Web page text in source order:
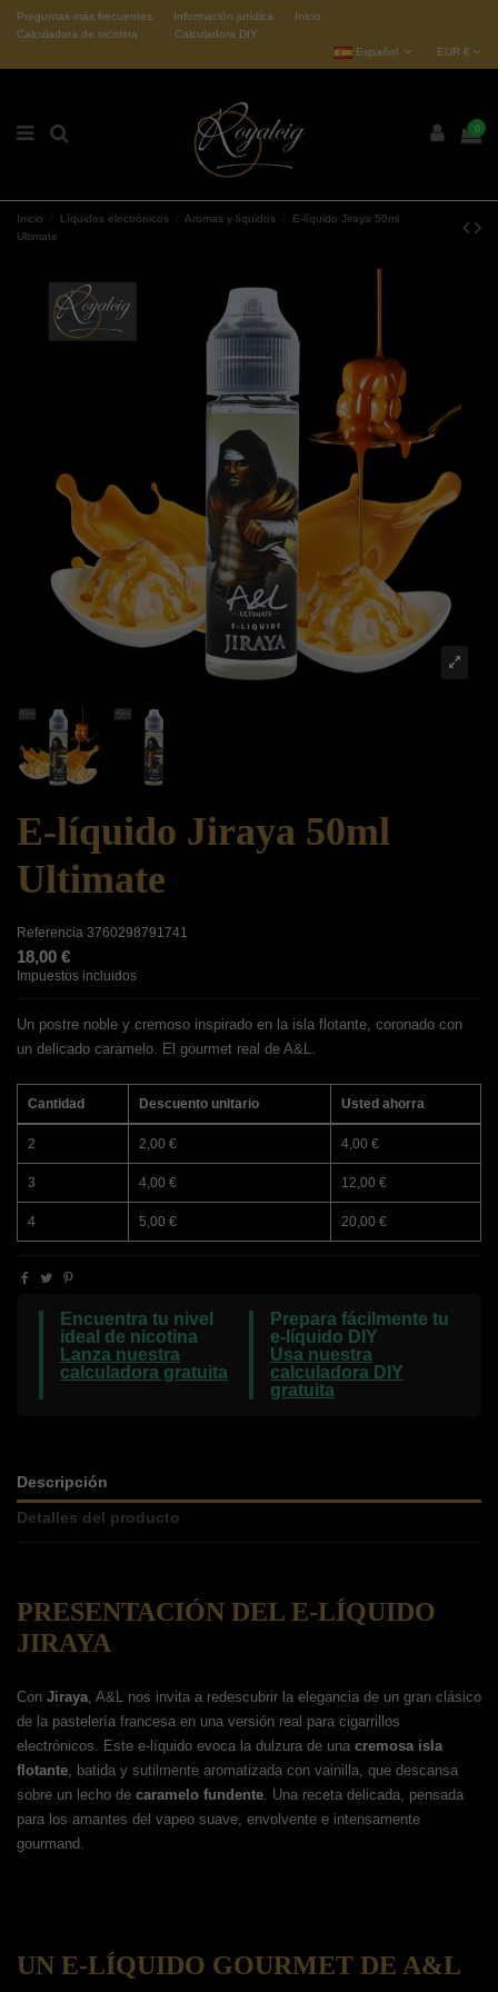
Preguntas más frecuentes Información jurídica
Inicio
Calculadora de nicotina
Calculadora DIY
Español
EUR €
0
Inicio Líquidos electrónicos Aromas y líquidos
E-líquido Jiraya 50ml
Ultimate
E-líquido Jiraya 50ml
Ultimate
Referencia 3760298791741
18,00 €
Impuestos incluidos
Un postre noble y cremoso inspirado en la isla flotante, coronado con
un delicado caramelo. El gourmet real de A&L.
Cantidad Descuento unitario Usted ahorra
2 2,00 € 4,00 €
3 4,00 € 12,00 €
4 5,00 € 20,00 €
Encuentra tu nivel
ideal de nicotina
Lanza nuestra
calculadora gratuita
Prepara fácilmente tu
e-líquido DIY
Usa nuestra
calculadora DIY
gratuita
Descripción
Detalles del producto
PRESENTACIÓN DEL E-LÍQUIDO
JIRAYA
Con Jiraya , A&L nos invita a redescubrir la elegancia de un gran clásico
de la pastelería francesa en una versión real para cigarrillos
electrónicos. Este e-líquido evoca la dulzura de una cremosa isla
flotante , batida y sutilmente aromatizada con vainilla, que descansa
sobre un lecho de caramelo fundente . Una receta delicada, pensada
para los amantes del vapeo suave, envolvente e intensamente
gourmand.
UN E-LÍQUIDO GOURMET DE A&L